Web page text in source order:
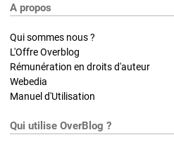
A propos
Qui sommes nous ?
L'Offre Overblog
Rémunération en droits d'auteur
Webedia
Manuel d'Utilisation
Qui utilise OverBlog ?